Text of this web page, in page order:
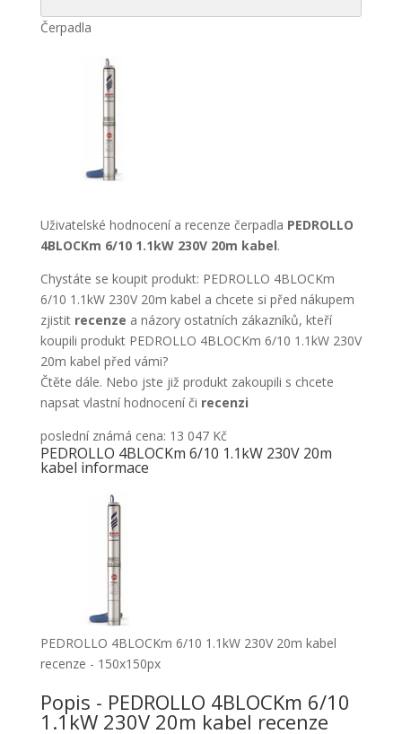
Čerpadla
Uživatelské hodnocení a recenze čerpadla PEDROLLO
4BLOCKm 6/10 1.1kW 230V 20m kabel.
Chystáte se koupit produkt: PEDROLLO 4BLOCKm
6/10 1.1kW 230V 20m kabel a chcete si před nákupem
zjistit recenze a názory ostatních zákazníků, kteří
koupili produkt PEDROLLO 4BLOCKm 6/10 1.1kW 230V
20m kabel před vámi?
Čtěte dále. Nebo jste již produkt zakoupili s chcete
napsat vlastní hodnocení či recenzi
poslední známá cena: 13 047 Kč
PEDROLLO 4BLOCKm 6/10 1.1kW 230V 20m
kabel informace
PEDROLLO 4BLOCKm 6/10 1.1kW 230V 20m kabel
recenze - 150x150px
Popis - PEDROLLO 4BLOCKm 6/10
1.1kW 230V 20m kabel recenze